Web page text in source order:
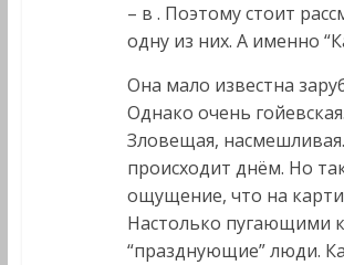
– в . Поэтому стоит
одну из них. А именно
Она мало известна
Однако очень
Зловещая,
происходит днём. Но
ощущение, что на
Настолько пугающими
“празднующие” люди.